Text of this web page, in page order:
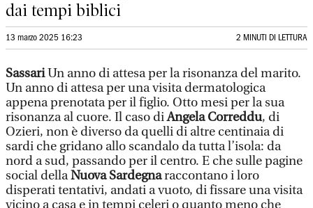
dai tempi biblici
13 marzo 2025 16:23 2 MINUTI DI LETTURA
SassariUn anno di attesa per la risonanza del marito.
Un anno di attesa per una visita dermatologica
appena prenotata per il figlio. Otto mesi per la sua
risonanza al cuore. Il caso diAngela Correddu, di
Ozieri, non è diverso da quelli di altre centinaia di
sardi che gridano allo scandalo da tutta l’isola: da
nord a sud, passando per il centro. E che sulle pagine
social dellaNuova Sardegnaraccontano i loro
disperati tentativi, andati a vuoto, di fissare una visita
vicino a casa e in tempi celeri o quanto meno che